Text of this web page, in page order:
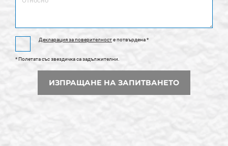
Декларация за поверителностe потвърдена *
* Полетата със звездичка са задължителни.
ИЗПРАЩАНЕ НА ЗАПИТВАНЕТО